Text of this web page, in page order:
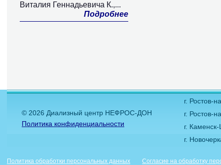
Виталия Геннадьевича К.,...
Подробнее
© 2026 Диализный центр НЕФРОС-ДОН
Политика конфиденциальности
г. Ростов-
г. Ростов-
г.
г.
Политика обработки персональных данных Согласие на обработку